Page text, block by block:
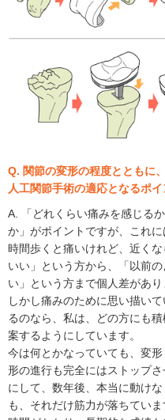
Q. 関節の変形の程度とともに
人工関節手術の適応となるポイ
A. 「どれくらい痛みを感じる
か」がポイントですが、これ
時間歩くと痛いけれど、近く
いい」という方から、「以前
い」という方まで個人差があり
しかし痛みのために思い描い
るのなら、私は、どの方にも
案するようにしています。
今は何とかなっていても、変
形の進行も完全にはストップ
にして、数年後、本当に動け
も、それだけ筋力が落ちてい